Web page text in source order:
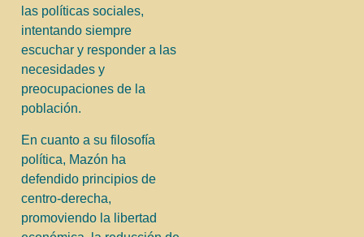
las políticas sociales,
intentando siempre
escuchar y responder a las
necesidades y
preocupaciones de la
población.
En cuanto a su filosofía
política, Mazón ha
defendido principios de
centro-derecha,
promoviendo la libertad